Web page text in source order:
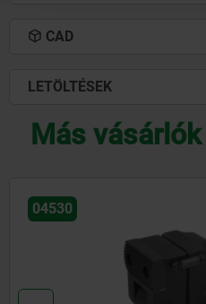
CAD
LETÖLTÉSEK
Más
04530